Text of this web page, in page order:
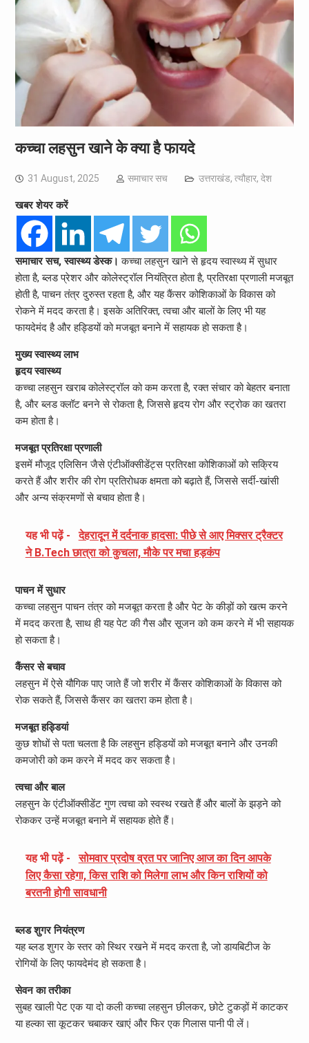
कच्चा लहसुन खाने के क्या है फायदे
31 August, 2025 समाचार सच उत्तराखंड, त्यौहार, देश
खबर शेयर करें
समाचार सच, स्वास्थ्य डेस्क।कच्चा लहसुन खाने से हृदय स्वास्थ्य में सुधार
होता है, ब्लड प्रेशर और कोलेस्ट्रॉल नियंत्रित होता है, प्रतिरक्षा प्रणाली मजबूत
होती है, पाचन तंत्र दुरुस्त रहता है, और यह कैंसर कोशिकाओं के विकास को
रोकने में मदद करता है। इसके अतिरिक्त, त्वचा और बालों के लिए भी यह
फायदेमंद है और हड्डियों को मजबूत बनाने में सहायक हो सकता है।
मुख्य स्वास्थ्य लाभ
हृदय स्वास्थ्य
कच्चा लहसुन खराब कोलेस्ट्रॉल को कम करता है, रक्त संचार को बेहतर बनाता
है, और ब्लड क्लॉट बनने से रोकता है, जिससे हृदय रोग और स्ट्रोक का खतरा
कम होता है।
मजबूत प्रतिरक्षा प्रणाली
इसमें मौजूद एलिसिन जैसे एंटीऑक्सीडेंट्स प्रतिरक्षा कोशिकाओं को सक्रिय
करते हैं और शरीर की रोग प्रतिरोधक क्षमता को बढ़ाते हैं, जिससे सर्दी-खांसी
और अन्य संक्रमणों से बचाव होता है।
यह भी पढ़ें -
देहरादून में दर्दनाक हादसा: पीछे से आए मिक्सर ट्रैक्टर
ने B.Tech छात्रा को कुचला, मौके पर मचा हड़कंप
पाचन में सुधार
कच्चा लहसुन पाचन तंत्र को मजबूत करता है और पेट के कीड़ों को खत्म करने
में मदद करता है, साथ ही यह पेट की गैस और सूजन को कम करने में भी सहायक
हो सकता है।
कैंसर से बचाव
लहसुन में ऐसे यौगिक पाए जाते हैं जो शरीर में कैंसर कोशिकाओं के विकास को
रोक सकते हैं, जिससे कैंसर का खतरा कम होता है।
मजबूत हड्डियां
कुछ शोधों से पता चलता है कि लहसुन हड्डियों को मजबूत बनाने और उनकी
कमजोरी को कम करने में मदद कर सकता है।
त्वचा और बाल
लहसुन के एंटीऑक्सीडेंट गुण त्वचा को स्वस्थ रखते हैं और बालों के झड़ने को
रोककर उन्हें मजबूत बनाने में सहायक होते हैं।
यह भी पढ़ें -
सोमवार प्रदोष व्रत पर जानिए आज का दिन आपके
लिए कैसा रहेगा, किस राशि को मिलेगा लाभ और किन राशियों को
बरतनी होगी सावधानी
ब्लड शुगर नियंत्रण
यह ब्लड शुगर के स्तर को स्थिर रखने में मदद करता है, जो डायबिटीज के
रोगियों के लिए फायदेमंद हो सकता है।
सेवन का तरीका
सुबह खाली पेट एक या दो कली कच्चा लहसुन छीलकर, छोटे टुकड़ों में काटकर
या हल्का सा कूटकर चबाकर खाएं और फिर एक गिलास पानी पी लें।